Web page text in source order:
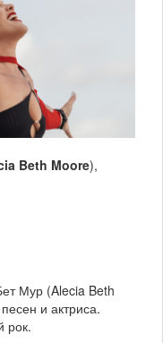
Beth Moore),
Мур (Alecia Beth
и актриса.
рок.